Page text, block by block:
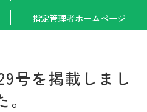
指定管理者ホームページ
号を掲載しまし
。